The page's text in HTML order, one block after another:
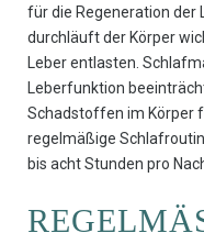
für die Regeneration der
durchläuft der Körper
Leber entlasten.
Leberfunktion
Schadstoffen im Körper
regelmäßige
bis acht Stunden pro